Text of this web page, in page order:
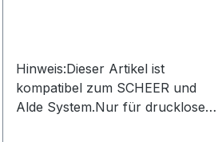
Hinweis:Dieser Artikel ist
kompatibel zum SCHEER und
Alde System.Nur für drucklose